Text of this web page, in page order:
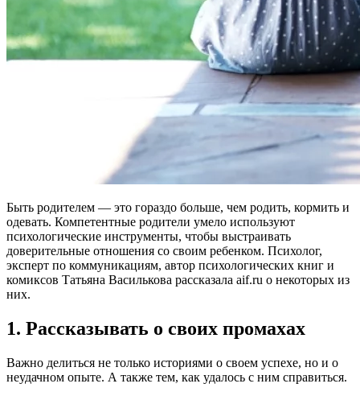
Быть родителем — это гораздо больше, чем родить, кормить и
одевать. Компетентные родители умело используют
психологические инструменты, чтобы выстраивать
доверительные отношения со своим ребенком. Психолог,
эксперт по коммуникациям, автор психологических книг и
комиксов Татьяна Василькова рассказала aif.ru о некоторых из
них.
1. Рассказывать о своих промахах
Важно делиться не только историями о своем успехе, но и о
неудачном опыте. А также тем, как удалось с ним справиться.